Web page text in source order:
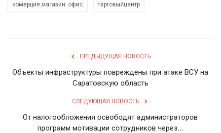
комерция.магазин. офис тарговыйцентр
ПРЕДЫДУЩАЯ НОВОСТЬ
Объекты инфраструктуры повреждены при атаке ВСУ на
Саратовскую область
СЛЕДУЮЩАЯ НОВОСТЬ
От налогообложения освободят администраторов
программ мотивации сотрудников через...